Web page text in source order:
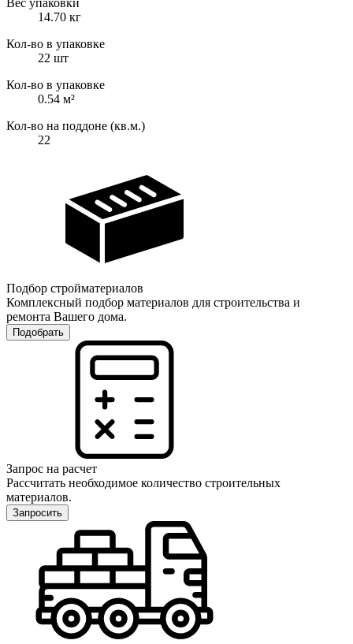
14.70 кг
Кол-во в упаковке
22 шт
Кол-во в упаковке
0.54 м²
Кол-во на поддоне (кв.м.)
22
Подбор стройматериалов
Комплексный подбор материалов для строительства и
ремонта Вашего дома.
Подобрать
Запрос на расчет
Рассчитать необходимое количество строительных
материалов.
Запросить